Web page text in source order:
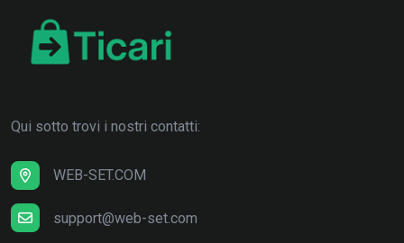
Qui sotto trovi i nostri contatti:
WEB-SET.COM
support@web-set.com